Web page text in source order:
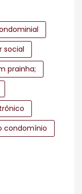
social
prainha;
condomínio